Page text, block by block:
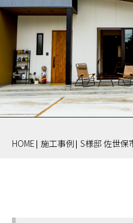
HOME 施工事例 S様邸 佐世保